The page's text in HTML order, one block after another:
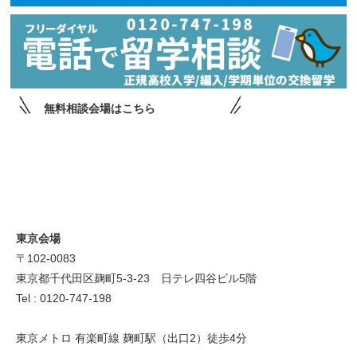
無料相談会場はこちら
東京会場
〒102-0083
東京都千代田区麹町5-3-23 日テレ四谷ビル5階
Tel : 0120-747-198
東京メトロ 有楽町線 麹町駅（出口2）徒歩4分